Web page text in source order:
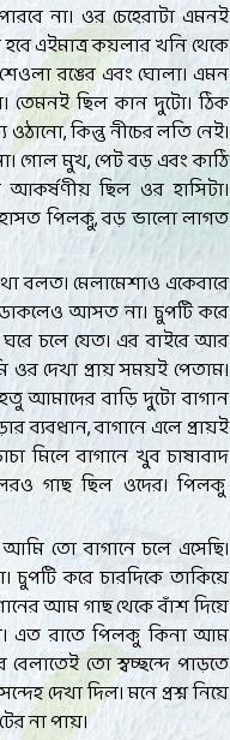
না। ওর চেহেরাটা এমনই
এইমাত্র কয়লার খনি থেকে
রঙের এবং ঘোলা। এমন
তেমনই ছিল কান দুটো। ঠিক
ওঠানো, কিন্তু নীচের লতি নেই।
গোল মুখ, পেট বড় এবং কাঠি
আকর্ষণীয় ছিল ওর হাসিটা।
হাসত পিলকু, বড় ভালো লাগত
মেলামেশাও একেবারে
আসত না। চুপটি করে
চলে যেত। এর বাইরে আর
দেখা প্রায় সময়ই পেতাম।
আমাদের বাড়ি দুটো বাগান
ব্যবধান, বাগানে এলে প্রায়ই
মিলে বাগানে খুব চাষাবাদ
গাছ ছিল ওদের। পিলকু
তো বাগানে চলে এসেছি।
করে চারদিকে তাকিয়ে
আম গাছ থেকে বাঁশ দিয়ে
এত রাতে পিলকু কিনা আম
তো স্বচ্ছন্দে পাড়তে
দেখা দিল। মনে প্রশ্ন নিয়ে
না পায়।